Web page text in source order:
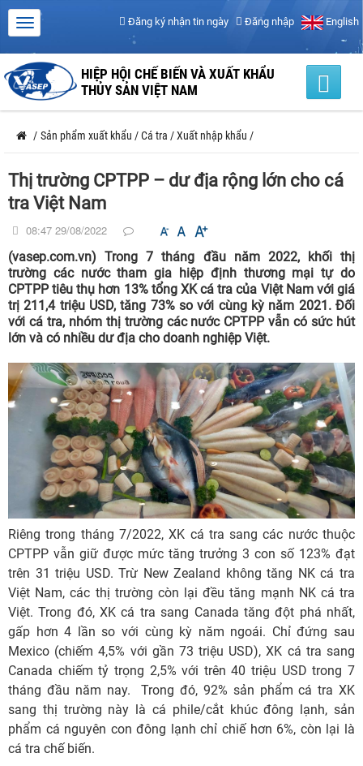
Đăng ký nhận tin ngày Đăng nhập English
HIỆP HỘI CHẾ BIẾN VÀ XUẤT KHẨU
THỦY SẢN VIỆT NAM
/ Sản phẩm xuất khẩu /Cá tra /Xuất nhập khẩu /
Thị trường CPTPP – dư địa rộng lớn cho cá
tra Việt Nam
08:47 29/08/2022
(vasep.com.vn) Trong 7 tháng đầu năm 2022, khối thị
trường các nước tham gia hiệp định thương mại tự do
CPTPP tiêu thụ hơn 13% tổng XK cá tra của Việt Nam với giá
trị 211,4 triệu USD, tăng 73% so với cùng kỳ năm 2021. Đối
với cá tra, nhóm thị trường các nước CPTPP vẫn có sức hút
lớn và có nhiều dư địa cho doanh nghiệp Việt.
Riêng trong tháng 7/2022, XK cá tra sang các nước thuộc
CPTPP vẫn giữ được mức tăng trưởng 3 con số 123% đạt
trên 31 triệu USD. Trừ New Zealand không tăng NK cá tra
Việt Nam, các thị trường còn lại đều tăng mạnh NK cá tra
Việt. Trong đó, XK cá tra sang Canada tăng đột phá nhất,
gấp hơn 4 lần so với cùng kỳ năm ngoái. Chỉ đứng sau
Mexico (chiếm 4,5% với gần 73 triệu USD), XK cá tra sang
Canada chiếm tỷ trọng 2,5% với trên 40 triệu USD trong 7
tháng đầu năm nay. Trong đó, 92% sản phẩm cá tra XK
sang thị trường này là cá phile/cắt khúc đông lạnh, sản
phẩm cá nguyên con đông lạnh chỉ chiế hơn 6%, còn lại là
cá tra chế biến.